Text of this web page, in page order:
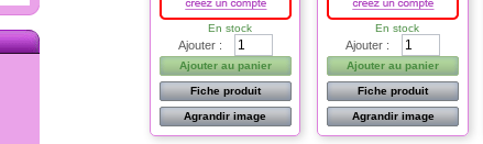
En stock
Ajouter :
Ajouter au panier
Fiche produit
Agrandir image
En stock
Ajouter :
Ajouter au panier
Fiche produit
Agrandir image